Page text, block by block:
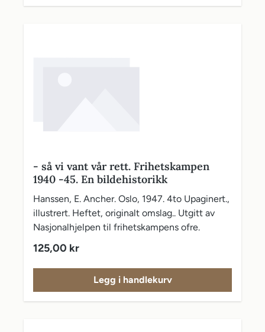
- så vi vant vår rett. Frihetskampen
1940 -45. En bildehistorikk
Hanssen, E. Ancher. Oslo, 1947. 4to Upaginert.,
illustrert. Heftet, originalt omslag.. Utgitt av
Nasjonalhjelpen til frihetskampens ofre.
Vanlig pris:
125,00 kr
Legg i handlekurv